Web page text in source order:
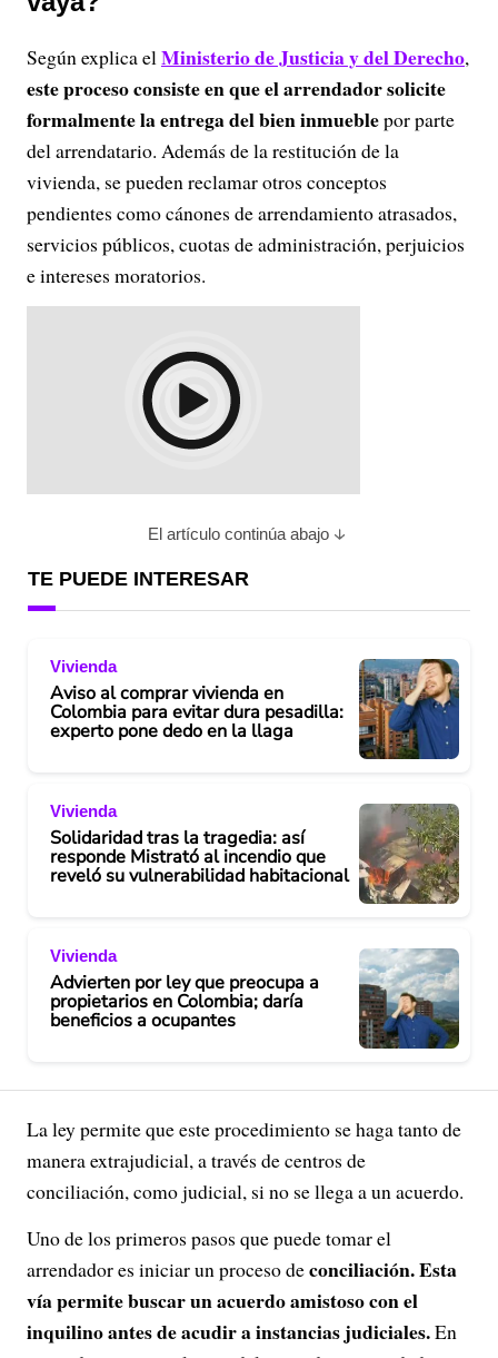
Según explica elMinisterio de Justicia y del Derecho,
este proceso consiste en que el arrendador solicite
formalmente la entrega del bien inmueblepor parte
del arrendatario. Además de la restitución de la
vivienda, se pueden reclamar otros conceptos
pendientes como cánones de arrendamiento atrasados,
servicios públicos, cuotas de administración, perjuicios
e intereses moratorios.
El artículo continúa abajo
TE PUEDE INTERESAR
Vivienda
Aviso al comprar vivienda en
Colombia para evitar dura pesadilla:
experto pone dedo en la llaga
Vivienda
Solidaridad tras la tragedia: así
responde Mistrató al incendio que
reveló su vulnerabilidad habitacional
Vivienda
Advierten por ley que preocupa a
propietarios en Colombia; daría
beneficios a ocupantes
La ley permite que este procedimiento se haga tanto de
manera extrajudicial, a través de centros de
conciliación, como judicial, si no se llega a un acuerdo.
Uno de los primeros pasos que puede tomar el
arrendador es iniciar un proceso deconciliación. Esta
vía permite buscar un acuerdo amistoso con el
inquilino antes de acudir a instancias judiciales.En